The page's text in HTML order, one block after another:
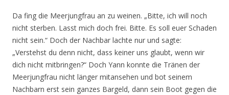
Da fing die Meerjungfrau an zu weinen. „Bitte, ich will noch
nicht sterben. Lasst mich doch frei. Bitte. Es soll euer Schaden
nicht sein.“ Doch der Nachbar lachte nur und sagte:
„Verstehst du denn nicht, dass keiner uns glaubt, wenn wir
dich nicht mitbringen?“ Doch Yann konnte die Tränen der
Meerjungfrau nicht länger mitansehen und bot seinem
Nachbarn erst sein ganzes Bargeld, dann sein Boot gegen die